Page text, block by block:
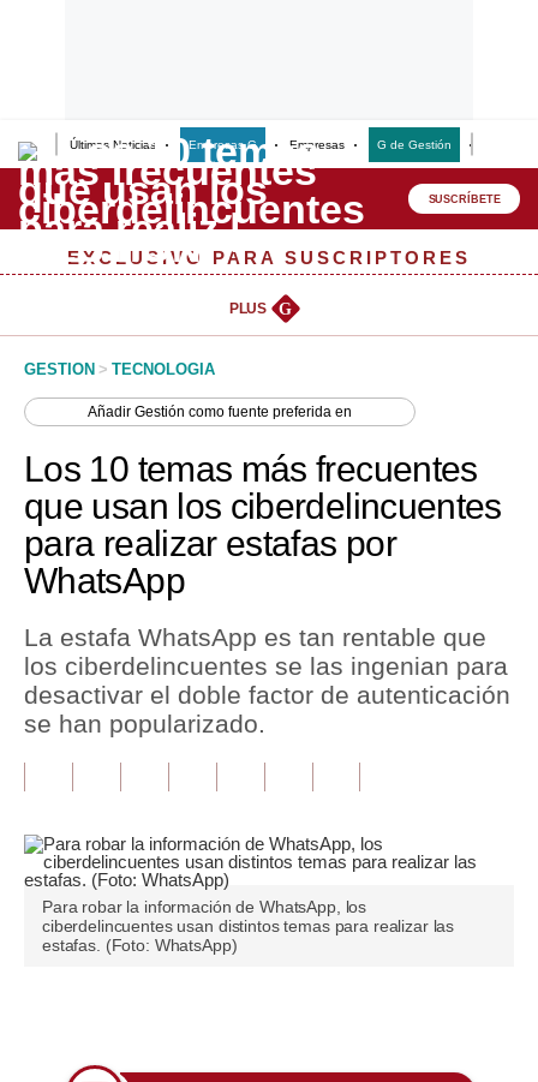
Últimas Noticias Empresas G Empresas G de Gestión
Lo último
Peru Quiosco
Management & Empleo
Perú
Política
Tu Dinero
Finanzas Personales
Inmobiliarias
Plus G
Pregunta de hoy
Blogs
Viajes
SUSCRÍBETE
EXCLUSIVO PARA SUSCRIPTORES
PLUS G
GESTION > TECNOLOGIA
AñadirGestión como fuente preferida en
Los 10 temas más frecuentes
que usan los ciberdelincuentes
para realizar estafas por
WhatsApp
La estafa WhatsApp es tan rentable que
los ciberdelincuentes se las ingenian para
desactivar el doble factor de autenticación
se han popularizado.
Para robar la información de WhatsApp, los
ciberdelincuentes usan distintos temas para realizar las
estafas. (Foto: WhatsApp)